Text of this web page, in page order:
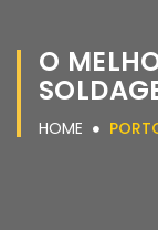
O
HOME